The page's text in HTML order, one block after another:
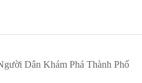
Dân Khám Phá Thành Phố